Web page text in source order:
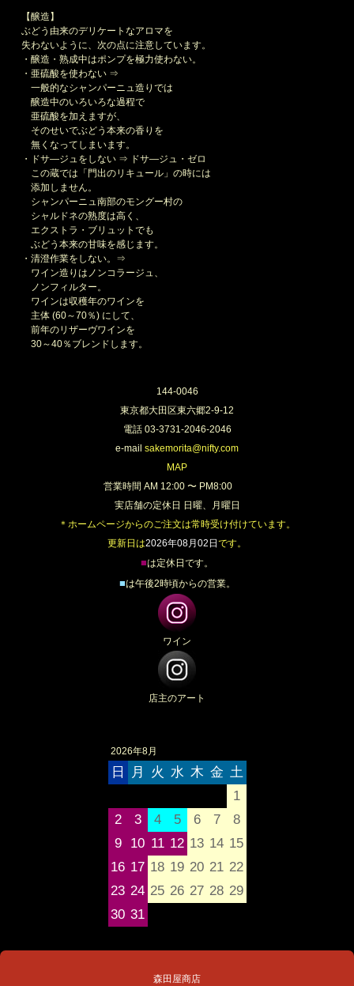
【醸造】
ぶどう由来のデリケートなアロマを
失わないように、次の点に注意しています。
・醸造・熟成中はポンプを極力使わない。
・亜硫酸を使わない ⇒
一般的なシャンパーニュ造りでは
醸造中のいろいろな過程で
亜硫酸を加えますが、
そのせいでぶどう本来の香りを
無くなってしまいます。
・ドサ―ジュをしない ⇒ ドサ―ジュ・ゼロ
この蔵では「門出のリキュール」の時には
添加しません。
シャンパーニュ南部のモングー村の
シャルドネの熟度は高く、
エクストラ・ブリュットでも
ぶどう本来の甘味を感じます。
・清澄作業をしない。⇒
ワイン造りはノンコラージュ、
ノンフィルター。
ワインは収穫年のワインを
主体 (60～70％) にして、
前年のリザーヴワインを
30～40％ブレンドします。
144-0046
東京都大田区東六郷2-9-12
電話 03-3731-2046-2046
e-mail sakemorita@nifty.com
MAP
営業時間 AM 12:00 〜 PM8:00
実店舗の定休日 日曜、月曜日
＊ホームページからのご注文は常時受け付けています。
更新日は2026年08月02日 です。
■は定休日です。
■は午後2時頃からの営業。
ワイン
店主のアート
2026年8月
日 月 火 水 木 金 土
1
2
3 4 5 6 7
8
9
10 11 12 13 14 15
16 17 18 19 20 21 22
23 24 25 26 27 28 29
30 31
森田屋商店